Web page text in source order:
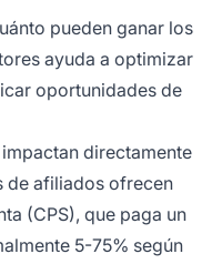
pueden ganar los
ayuda a optimizar
oportunidades de
impactan directamente
de afiliados ofrecen
(CPS), que paga un
5-75% según